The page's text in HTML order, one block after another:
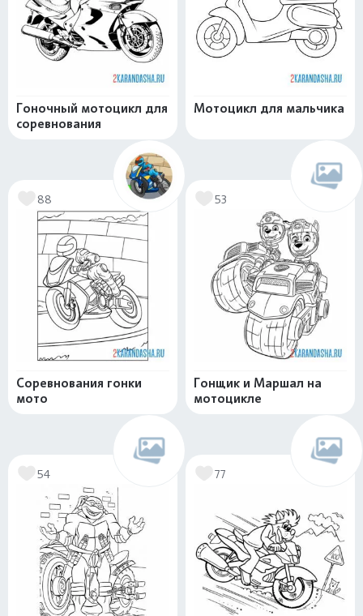
Гоночный мотоцикл для
соревнования
Мотоцикл для мальчика
88
Соревнования гонки
мото
53
Гонщик и Маршал на
мотоцикле
54 77